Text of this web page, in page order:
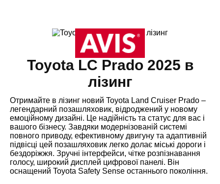
Toyota LC Prado 2025 в
лізинг
Отримайте в лізинг новий Toyota Land Cruiser Prado –
легендарний позашляховик, відроджений у новому
емоційному дизайні. Це надійність та статус для вас і
вашого бізнесу. Завдяки модернізованій системі
повного приводу, ефективному двигуну та адаптивній
підвісці цей позашляховик легко долає міські дороги і
бездоріжжя. Зручні інтерфейси, чітке розпізнавання
голосу, широкий дисплей цифрової панелі. Він
оснащений Toyota Safety Sense останнього покоління.